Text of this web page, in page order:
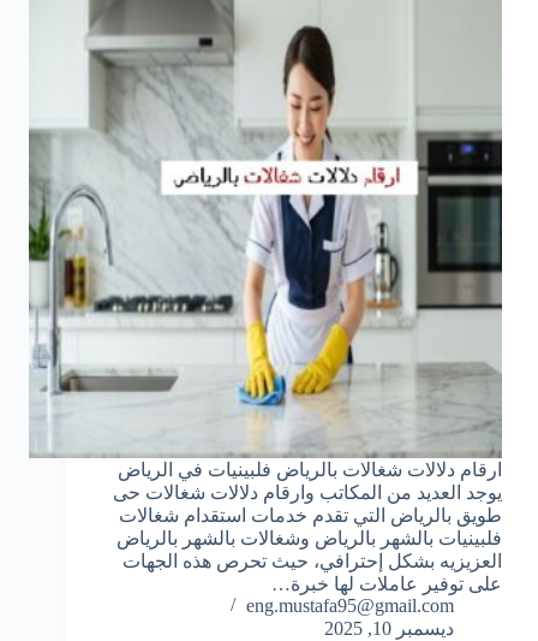
ارقام دلالات شغالات بالرياض فلبينيات في الرياض
يوجد العديد من المكاتب وارقام دلالات شغالات حى
طويق بالرياض التي تقدم خدمات استقدام شغالات
فلبينيات بالشهر بالرياض وشغالات بالشهر بالرياض
العزيزيه بشكل إحترافي، حيث تحرص هذه الجهات
على توفير عاملات لها خبرة…
eng.mustafa95@gmail.com
ديسمبر 10, 2025